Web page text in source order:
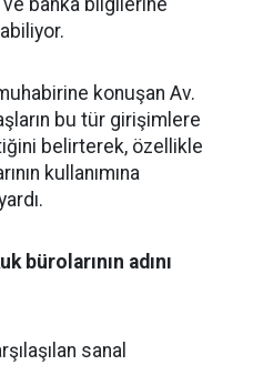
ve banka bilgilerine
konuşan Av.
bu tür girişimlere
belirterek, özellikle
kullanımına
bürolarının adını
sanal